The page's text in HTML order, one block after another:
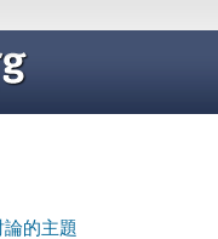
的主題